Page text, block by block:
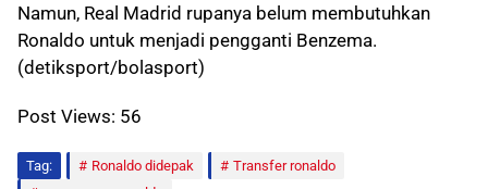
Namun, Real Madrid rupanya belum membutuhkan
Ronaldo untuk menjadi pengganti Benzema.
(detiksport/bolasport)
Post Views: 56
Tag: Ronaldo didepak
Transfer ronaldo